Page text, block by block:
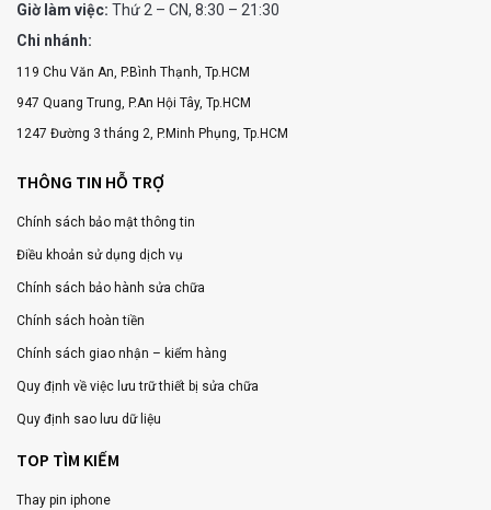
Giờ làm việc: Thứ 2 – CN, 8:30 – 21:30
Chi nhánh:
119 Chu Văn An, P.Bình Thạnh, Tp.HCM
947 Quang Trung, P.An Hội Tây, Tp.HCM
1247 Đường 3 tháng 2, P.Minh Phụng, Tp.HCM
THÔNG TIN HỖ TRỢ
Chính sách bảo mật thông tin
Điều khoản sử dụng dịch vụ
Chính sách bảo hành sửa chữa
Chính sách hoàn tiền
Chính sách giao nhận – kiểm hàng
Quy định về việc lưu trữ thiết bị sửa chữa
Quy định sao lưu dữ liệu
TOP TÌM KIẾM
Thay pin iphone